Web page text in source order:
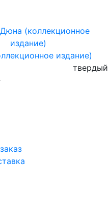
издание)
твердый